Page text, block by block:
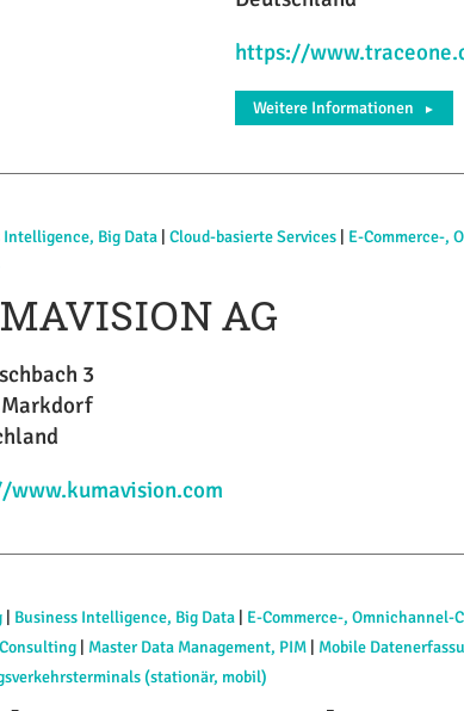
https://
Weitere Informationen ►
Intelligence, Big Data |Cloud-basierte Services E-Commerce-,
AG
3
Business Intelligence, Big Data E-Commerce-, Omnichannel-
Master Data Management, PIM Mobile
(stationär, mobil)